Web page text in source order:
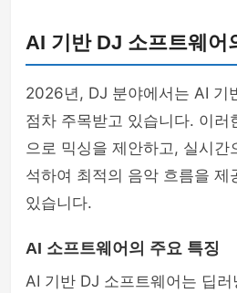
AI 기반 DJ 소프트웨어
2026년, DJ 분야에서는 AI 기
점차 주목받고 있습니다. 이러
으로 믹싱을 제안하고, 실시간
석하여 최적의 음악 흐름을 제
있습니다.
AI 소프트웨어의 주요 특징
AI 기반 DJ 소프트웨어는 딥러